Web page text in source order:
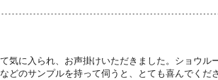
気に入られ、お声掛けいただきました。ショウル
どのサンプルを持って伺うと、とても喜んでくだ